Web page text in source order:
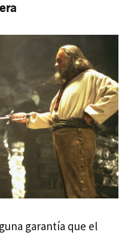
garantía que el